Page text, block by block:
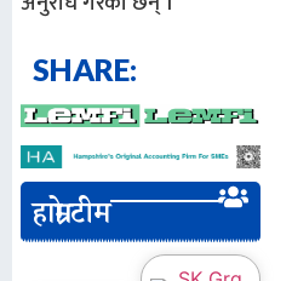
SHARE:
हाम्रो टीम